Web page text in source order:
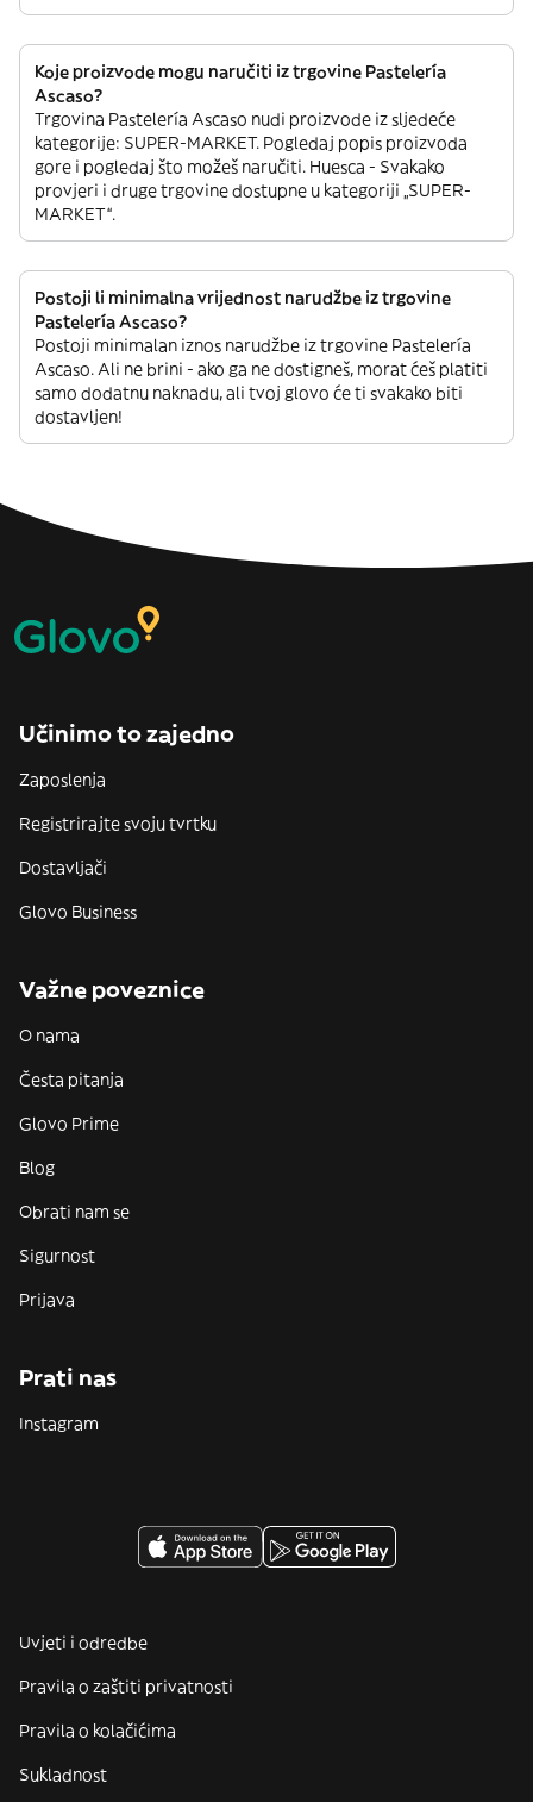
Koje proizvode mogu naručiti iz trgovine Pastelería
Ascaso?
Trgovina Pastelería Ascaso nudi proizvode iz sljedeće
kategorije: SUPER-MARKET. Pogledaj popis proizvoda
gore i pogledaj što možeš naručiti. Huesca - Svakako
provjeri i druge trgovine dostupne u kategoriji „SUPER-
MARKET“.
Postoji li minimalna vrijednost narudžbe iz trgovine
Pastelería Ascaso?
Postoji minimalan iznos narudžbe iz trgovine Pastelería
Ascaso. Ali ne brini - ako ga ne dostigneš, morat ćeš platiti
samo dodatnu naknadu, ali tvoj glovo će ti svakako biti
dostavljen!
Učinimo to zajedno
Zaposlenja
Registrirajte svoju tvrtku
Dostavljači
Glovo Business
Važne poveznice
O nama
Česta pitanja
Glovo Prime
Blog
Obrati nam se
Sigurnost
Prijava
Prati nas
Instagram
Uvjeti i odredbe
Pravila o zaštiti privatnosti
Pravila o kolačićima
Sukladnost